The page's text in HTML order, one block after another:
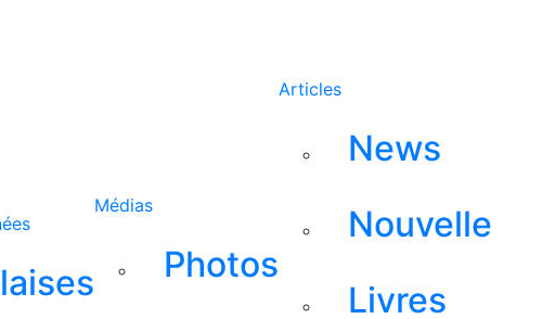
Médias
Photos
Articles
News
Nouvelle
Livres